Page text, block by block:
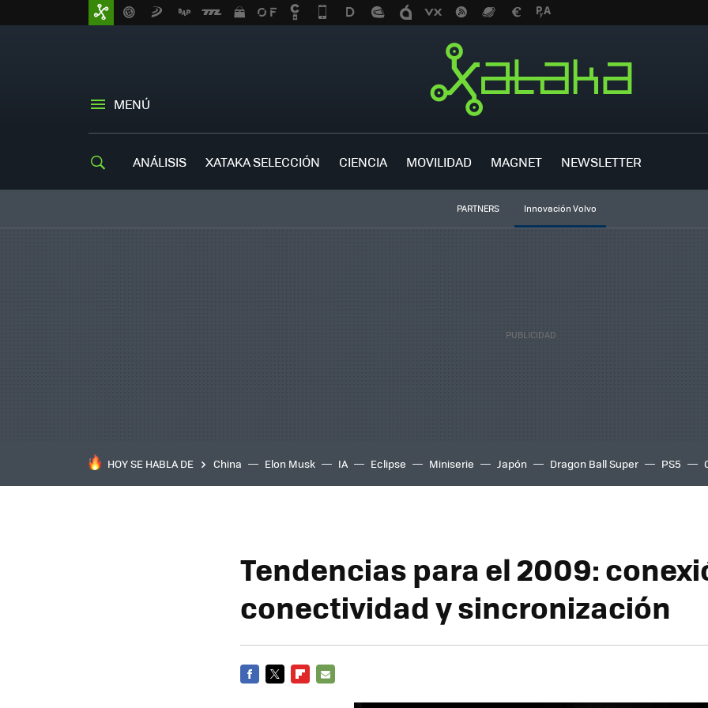
MENÚ
ANÁLISIS XATAKA SELECCIÓN CIENCIA MOVILIDAD MAGNET NEWSLETTER
PARTNERS Innovación Volvo
HOY SE HABLA DE China Elon Musk IA Eclipse Miniserie Japón Dragon Ball Super PS5
Tendencias para el 2009:
conectividad y sincronización